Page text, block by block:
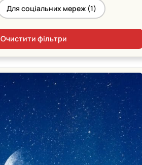
Для соціальних мереж (1)
Очистити фільтри